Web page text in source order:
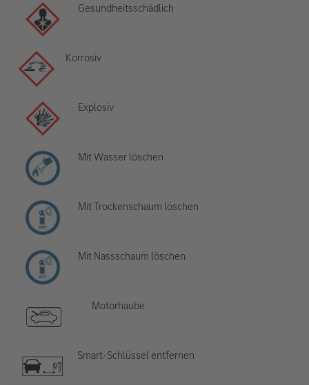
Gesundheitsschädlich
Korrosiv
Explosiv
Mit Wasser löschen
Mit Trockenschaum löschen
Mit Nassschaum löschen
Motorhaube
Smart-Schlüssel entfernen